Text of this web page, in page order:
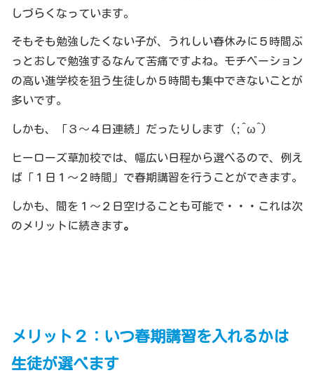
しづらくなっています。
そもそも勉強したくない子が、うれしい春休みに５時間ぶ
っとおしで勉強するなんて苦痛ですよね。モチベーション
の高い進学校を狙う生徒しか５時間も集中できないことが
多いです。
しかも、「３～４日連続」だったりします (;^ω^)
ヒーローズ草加校では、幅広い日程から選べるので、例え
ば「１日１～２時間」で春期講習を行うことができます。
しかも、間を１～２日空けることも可能で・・・これは次
のメリットに続きます。
メリット２：いつ春期講習を入れるかは
生徒が選べます